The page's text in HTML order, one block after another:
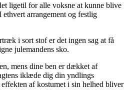
ligetil for alle voksne at kunne blive
arrangement og festlig
i sort stof er det ingen sag at få
julemandens sko.
mens dine ben er dækket af
iklæde dig din yndlings
effekten af kostumet i sin helhed bliver